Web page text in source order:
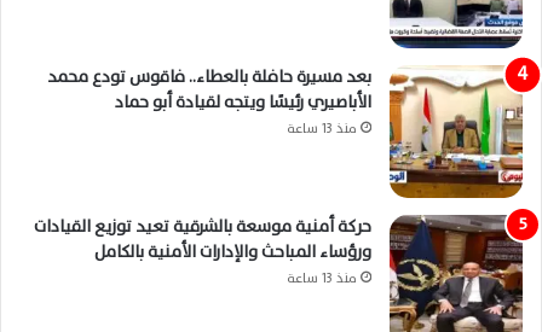
بعد مسيرة حافلة بالعطاء.. فاقوس تودع محمد
الأباصيري رئيسًا ويتجه لقيادة أبو حماد
منذ 13 ساعة
حركة أمنية موسعة بالشرقية تعيد توزيع القيادات
ورؤساء المباحث والإدارات الأمنية بالكامل
منذ 13 ساعة